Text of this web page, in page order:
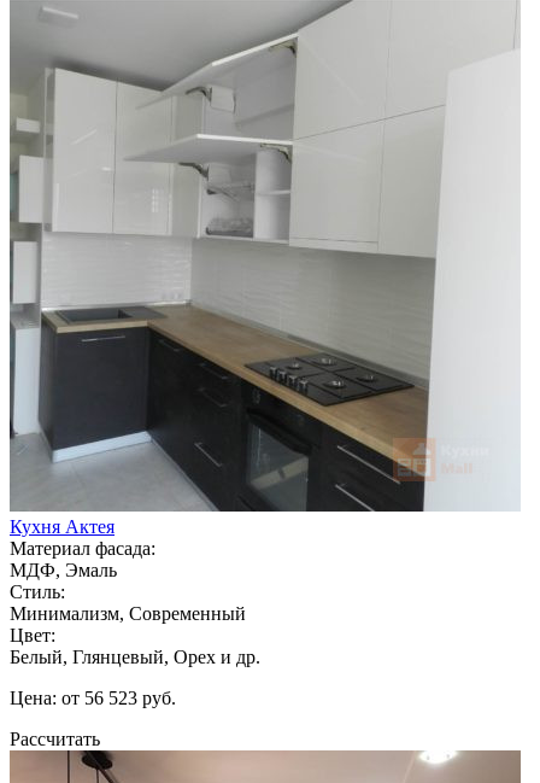
Кухня Актея
Материал фасада:
МДФ, Эмаль
Стиль:
Минимализм, Современный
Цвет:
Белый, Глянцевый, Орех и др.
Цена: от 56 523 руб.
Рассчитать